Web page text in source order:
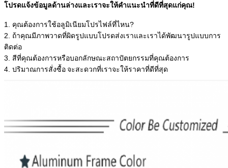
โปรดแจ้งข้อมูลด้านล่างและเราจะให้คำแนะนำที่ดีที่สุดแก่คุณ!
1. คุณต้องการใช้อลูมิเนียมโปรไฟล์ที่ไหน?
2. ถ้าคุณมีภาพวาดที่ผิดรูปแบบโปรดส่งเราและเราได้พัฒนารูปแบบการ
ติดต่อ
3. สีที่คุณต้องการหรือบอกลักษณะสถาปัตยกรรมที่คุณต้องการ
4. ปริมาณการสั่งซื้อจะสะดวกที่เราจะให้ราคาที่ดีที่สุด